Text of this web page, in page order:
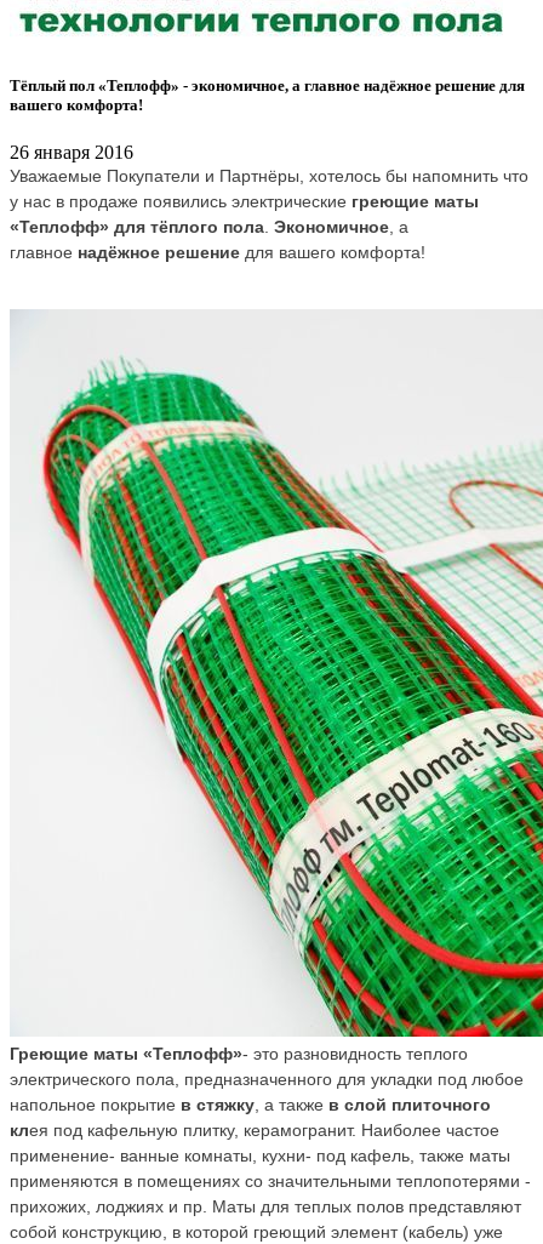
Тёплый пол «Теплофф» - экономичное, а главное надёжное решение для
вашего комфорта!
26 января 2016
Уважаемые Покупатели и Партнёры, хотелось бы напомнить что
у нас в продаже появились электрические греющие маты
«Теплофф» для тёплого пола. Экономичное, а
главное надёжное решение для вашего комфорта!
Греющие маты «Теплофф»- это разновидность теплого
электрического пола, предназначенного для укладки под любое
напольное покрытие в стяжку, а также в слой плиточного
клея под кафельную плитку, керамогранит. Наиболее частое
применение- ванные комнаты, кухни- под кафель, также маты
применяются в помещениях со значительными теплопотерями -
прихожих, лоджиях и пр. Маты для теплых полов представляют
собой конструкцию, в которой греющий элемент (кабель) уже